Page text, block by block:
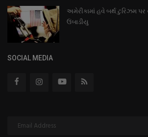
અમેરીકામાં હવે બર્થ ટુરિઝમ
ઉંબાડીયુ
SOCIAL MEDIA